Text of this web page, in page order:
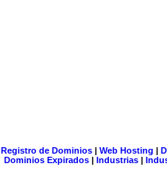
Registro de Dominios| Web Hosting |
Dominios Expirados | Industrias |